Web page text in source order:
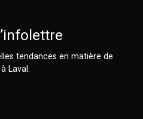
tendances en matière de
Laval.